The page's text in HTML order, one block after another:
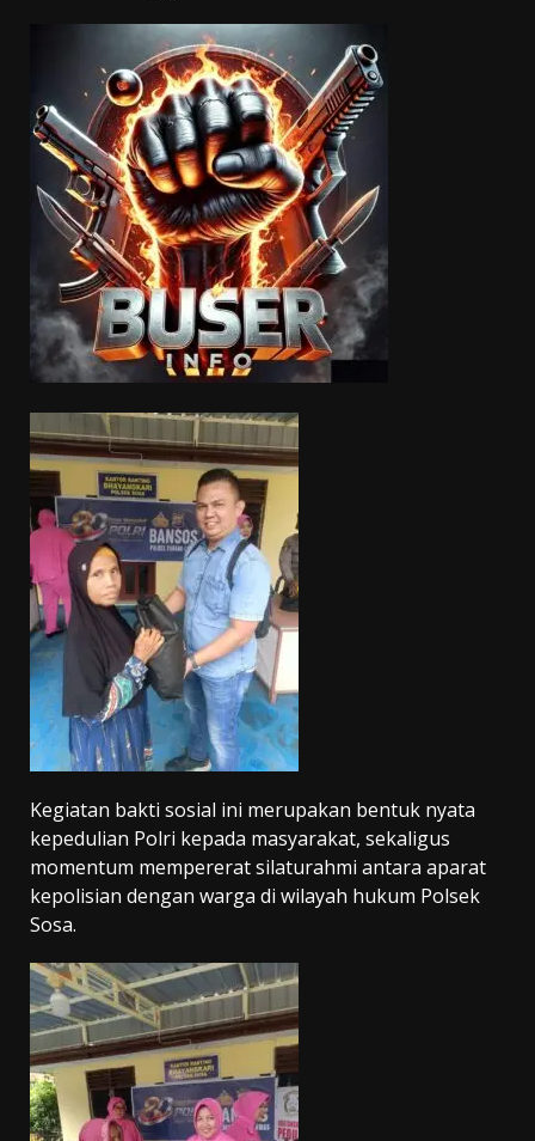
Kegiatan bakti sosial ini merupakan bentuk nyata
kepedulian Polri kepada masyarakat, sekaligus
momentum mempererat silaturahmi antara aparat
kepolisian dengan warga di wilayah hukum Polsek
Sosa.